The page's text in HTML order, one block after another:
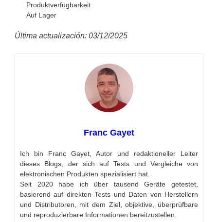
Produktverfügbarkeit
Auf Lager
Última actualización: 03/12/2025
Franc Gayet
Ich bin Franc Gayet, Autor und redaktioneller Leiter
dieses Blogs, der sich auf Tests und Vergleiche von
elektronischen Produkten spezialisiert hat.
Seit 2020 habe ich über tausend Geräte getestet,
basierend auf direkten Tests und Daten von Herstellern
und Distributoren, mit dem Ziel, objektive, überprüfbare
und reproduzierbare Informationen bereitzustellen.